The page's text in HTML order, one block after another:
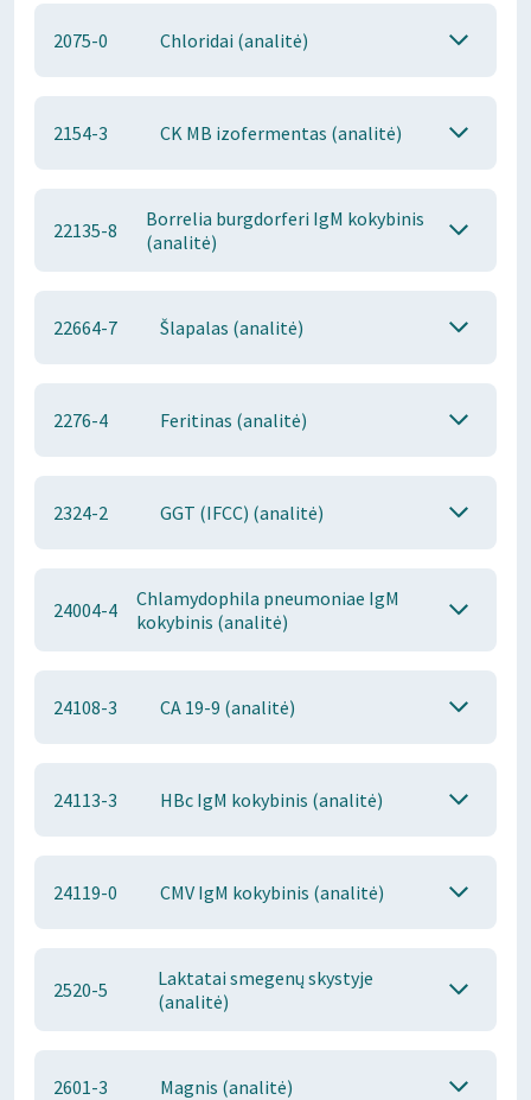
2075-0 Chloridai (analitė)
2154-3 CK MB izofermentas (analitė)
22135-8
Borrelia burgdorferi IgM kokybinis
(analitė)
22664-7 Šlapalas (analitė)
2276-4 Feritinas (analitė)
2324-2 GGT (IFCC) (analitė)
24004-4
Chlamydophila pneumoniae IgM
kokybinis (analitė)
24108-3 CA 19-9 (analitė)
24113-3 HBc IgM kokybinis (analitė)
24119-0 CMV IgM kokybinis (analitė)
2520-5
Laktatai smegenų skystyje
(analitė)
2601-3 Magnis (analitė)